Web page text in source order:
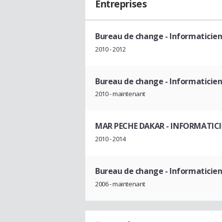
Entreprises
Bureau de change - Informaticien
2010 - 2012
Bureau de change - Informaticien
2010 - maintenant
MAR PECHE DAKAR-
2010 - 2014
Bureau de change - Informaticien
2006 - maintenant